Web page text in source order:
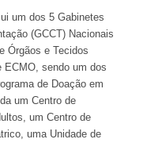
um dos 5 Gabinetes
(GCCT) Nacionais
Órgãos e Tecidos
ECMO, sendo um dos
de Doação em
um Centro de
um Centro de
uma Unidade de